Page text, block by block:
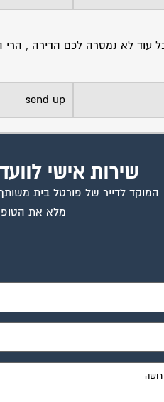
עוד לא נמסרה לכם הדירה ,
send up
שירות אישי
המוקד לדייר של פורטל בית
מלא את